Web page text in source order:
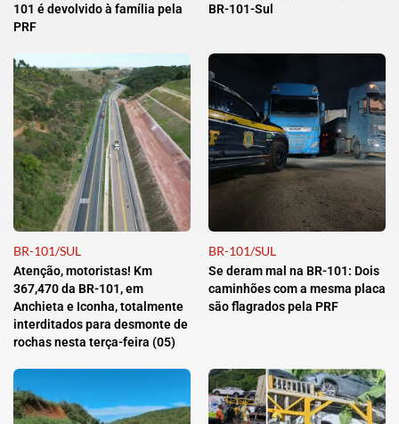
101 é devolvido à família pela
PRF
BR-101-Sul
BR-101/SUL
Atenção, motoristas! Km
367,470 da BR-101, em
Anchieta e Iconha, totalmente
interditados para desmonte de
rochas nesta terça-feira (05)
BR-101/SUL
Se deram mal na BR-101: Dois
caminhões com a mesma placa
são flagrados pela PRF